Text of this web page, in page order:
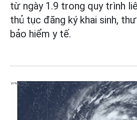
từ ngày 1.9 trong quy trình
thủ tục đăng ký khai sinh,
bảo hiểm y tế.